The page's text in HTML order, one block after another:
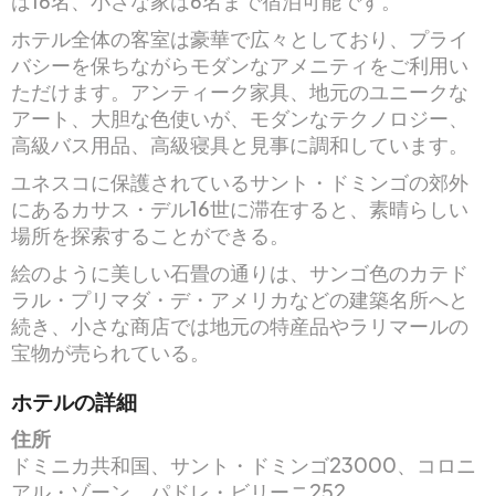
ホテル全体の客室は豪華で広々としており、プライ
バシーを保ちながらモダンなアメニティをご利用い
ただけます。アンティーク家具、地元のユニークな
アート、大胆な色使いが、モダンなテクノロジー、
高級バス用品、高級寝具と見事に調和しています。
ユネスコに保護されているサント・ドミンゴの郊外
にあるカサス・デル16世に滞在すると、素晴らしい
場所を探索することができる。
絵のように美しい石畳の通りは、サンゴ色のカテド
ラル・プリマダ・デ・アメリカなどの建築名所へと
続き、小さな商店では地元の特産品やラリマールの
宝物が売られている。
ホテルの詳細
住所
ドミニカ共和国、サント・ドミンゴ23000、コロニ